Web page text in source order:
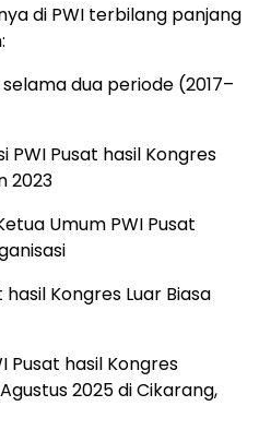
di PWI terbilang panjang
selama dua periode (2017–
PWI Pusat hasil Kongres
2023
Umum PWI Pusat
Kongres Luar Biasa
Pusat hasil Kongres
2025 di Cikarang,